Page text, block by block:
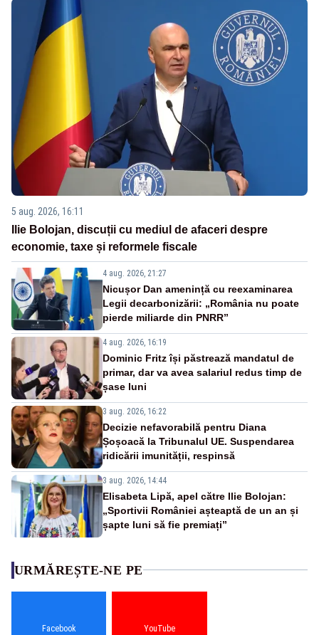
5 aug. 2026, 16:11
Ilie Bolojan, discuții cu mediul de afaceri despre
economie, taxe și reformele fiscale
4 aug. 2026, 21:27
Nicușor Dan amenință cu reexaminarea
Legii decarbonizării: „România nu poate
pierde miliarde din PNRR”
4 aug. 2026, 16:19
Dominic Fritz își păstrează mandatul de
primar, dar va avea salariul redus timp de
șase luni
3 aug. 2026, 16:22
Decizie nefavorabilă pentru Diana
Șoșoacă la Tribunalul UE. Suspendarea
ridicării imunității, respinsă
3 aug. 2026, 14:44
Elisabeta Lipă, apel către Ilie Bolojan:
„Sportivii României așteaptă de un an și
șapte luni să fie premiați”
URMĂREȘTE-NE PE
Facebook YouTube